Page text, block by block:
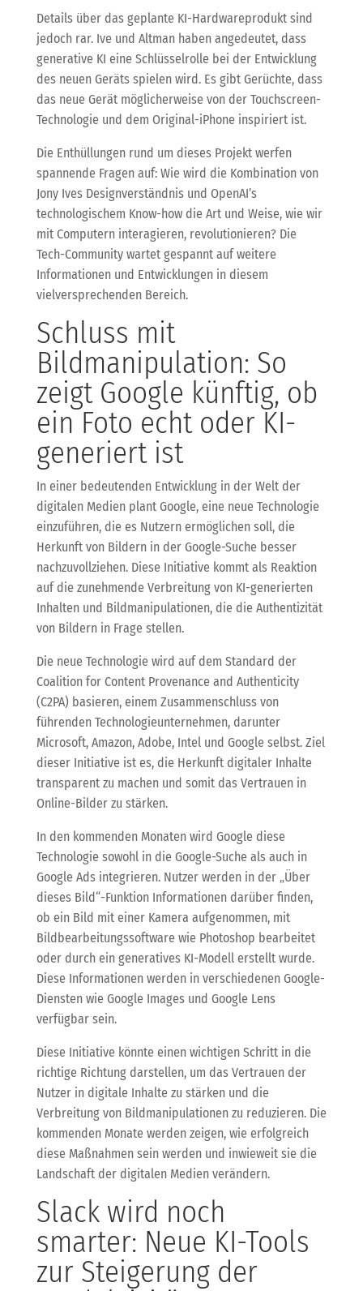
Details über das geplante KI-Hardwareprodukt sind
jedoch rar. Ive und Altman haben angedeutet, dass
generative KI eine Schlüsselrolle bei der Entwicklung
des neuen Geräts spielen wird. Es gibt Gerüchte, dass
das neue Gerät möglicherweise von der Touchscreen-
Technologie und dem Original-iPhone inspiriert ist.
Die Enthüllungen rund um dieses Projekt werfen
spannende Fragen auf: Wie wird die Kombination von
Jony Ives Designverständnis und OpenAI’s
technologischem Know-how die Art und Weise, wie wir
mit Computern interagieren, revolutionieren? Die
Tech-Community wartet gespannt auf weitere
Informationen und Entwicklungen in diesem
vielversprechenden Bereich.
Schluss mit
Bildmanipulation: So
zeigt Google künftig, ob
ein Foto echt oder KI-
generiert ist
In einer bedeutenden Entwicklung in der Welt der
digitalen Medien plant Google, eine neue Technologie
einzuführen, die es Nutzern ermöglichen soll, die
Herkunft von Bildern in der Google-Suche besser
nachzuvollziehen. Diese Initiative kommt als Reaktion
auf die zunehmende Verbreitung von KI-generierten
Inhalten und Bildmanipulationen, die die Authentizität
von Bildern in Frage stellen.
Die neue Technologie wird auf dem Standard der
Coalition for Content Provenance and Authenticity
(C2PA) basieren, einem Zusammenschluss von
führenden Technologieunternehmen, darunter
Microsoft, Amazon, Adobe, Intel und Google selbst. Ziel
dieser Initiative ist es, die Herkunft digitaler Inhalte
transparent zu machen und somit das Vertrauen in
Online-Bilder zu stärken.
In den kommenden Monaten wird Google diese
Technologie sowohl in die Google-Suche als auch in
Google Ads integrieren. Nutzer werden in der „Über
dieses Bild“-Funktion Informationen darüber finden,
ob ein Bild mit einer Kamera aufgenommen, mit
Bildbearbeitungssoftware wie Photoshop bearbeitet
oder durch ein generatives KI-Modell erstellt wurde.
Diese Informationen werden in verschiedenen Google-
Diensten wie Google Images und Google Lens
verfügbar sein.
Diese Initiative könnte einen wichtigen Schritt in die
richtige Richtung darstellen, um das Vertrauen der
Nutzer in digitale Inhalte zu stärken und die
Verbreitung von Bildmanipulationen zu reduzieren. Die
kommenden Monate werden zeigen, wie erfolgreich
diese Maßnahmen sein werden und inwieweit sie die
Landschaft der digitalen Medien verändern.
Slack wird noch
smarter: Neue KI-Tools
zur Steigerung der